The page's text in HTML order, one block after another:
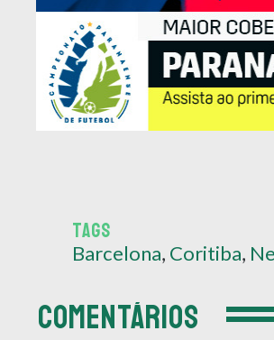
TAGS
Barcelona, Coritiba,
COMENTÁRIOS